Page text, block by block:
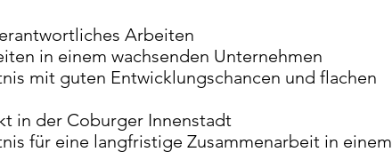
Arbeiten
in einem wachsenden Unternehmen
mit guten Entwicklungschancen und flachen
in der Coburger Innenstadt
für eine langfristige Zusammenarbeit in einem